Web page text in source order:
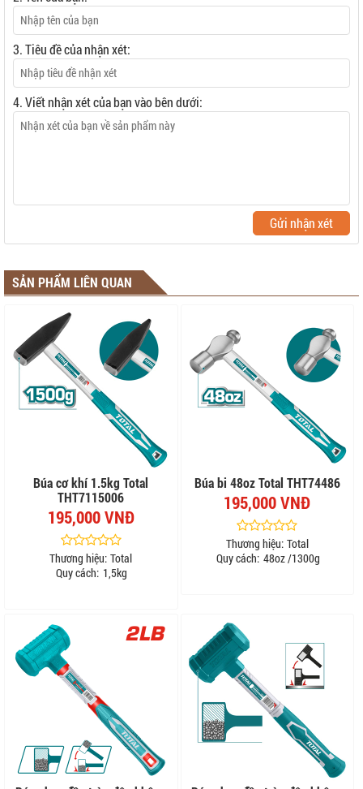
3. Tiêu đề của nhận xét:
4. Viết nhận xét của bạn vào bên dưới:
Gửi nhận xét
SẢN PHẨM LIÊN QUAN
Búa cơ khí 1.5kg Total
THT7115006
195,000 VNĐ
Thương hiệu: Total
Quy cách: 1,5kg
Búa bi 48oz Total THT74486
195,000 VNĐ
Thương hiệu: Total
Quy cách: 48oz /1300g